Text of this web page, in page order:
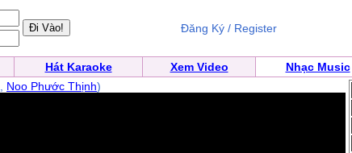
Đăng Ký / Register
Hát Karaoke Xem Video Nhạc Music
Noo Phước Thịnh)